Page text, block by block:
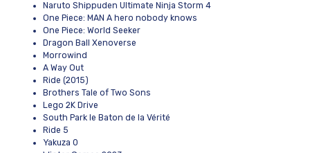
Naruto Shippuden Ultimate Ninja Storm 4
One Piece: MAN A hero nobody knows
One Piece: World Seeker
Dragon Ball Xenoverse
Morrowind
A Way Out
Ride (2015)
Brothers Tale of Two Sons
Lego 2K Drive
South Park le Baton de la Vérité
Ride 5
Yakuza 0